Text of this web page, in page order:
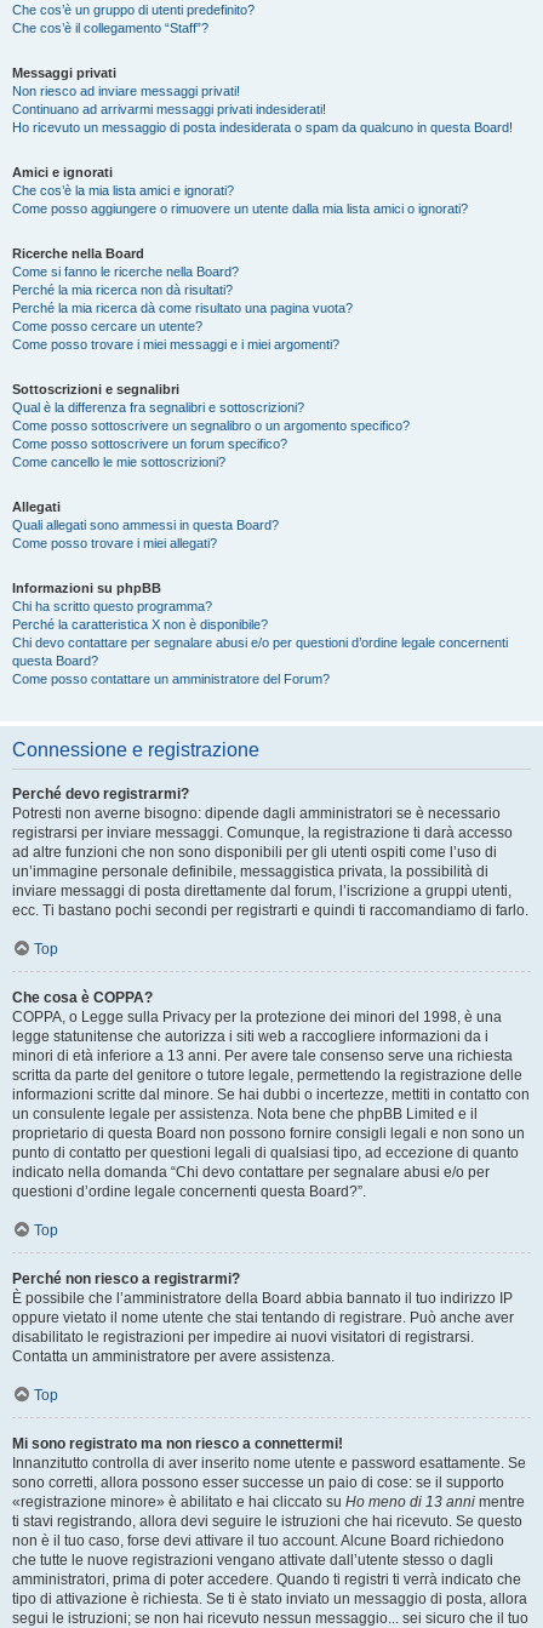
Che cos’è un gruppo di utenti predefinito?
Che cos’è il collegamento “Staff”?
Messaggi privati
Non riesco ad inviare messaggi privati!
Continuano ad arrivarmi messaggi privati indesiderati!
Ho ricevuto un messaggio di posta indesiderata o spam da qualcuno in questa Board!
Amici e ignorati
Che cos’è la mia lista amici e ignorati?
Come posso aggiungere o rimuovere un utente dalla mia lista amici o ignorati?
Ricerche nella Board
Come si fanno le ricerche nella Board?
Perché la mia ricerca non dà risultati?
Perché la mia ricerca dà come risultato una pagina vuota?
Come posso cercare un utente?
Come posso trovare i miei messaggi e i miei argomenti?
Sottoscrizioni e segnalibri
Qual è la differenza fra segnalibri e sottoscrizioni?
Come posso sottoscrivere un segnalibro o un argomento specifico?
Come posso sottoscrivere un forum specifico?
Come cancello le mie sottoscrizioni?
Allegati
Quali allegati sono ammessi in questa Board?
Come posso trovare i miei allegati?
Informazioni su phpBB
Chi ha scritto questo programma?
Perché la caratteristica X non è disponibile?
Chi devo contattare per segnalare abusi e/o per questioni d’ordine legale concernenti
questa Board?
Come posso contattare un amministratore del Forum?
Connessione e registrazione
Perché devo registrarmi?
Potresti non averne bisogno: dipende dagli amministratori se è necessario
registrarsi per inviare messaggi. Comunque, la registrazione ti darà accesso
ad altre funzioni che non sono disponibili per gli utenti ospiti come l’uso di
un’immagine personale definibile, messaggistica privata, la possibilità di
inviare messaggi di posta direttamente dal forum, l’iscrizione a gruppi utenti,
ecc. Ti bastano pochi secondi per registrarti e quindi ti raccomandiamo di farlo.
Top
Che cosa è COPPA?
COPPA, o Legge sulla Privacy per la protezione dei minori del 1998, è una
legge statunitense che autorizza i siti web a raccogliere informazioni da i
minori di età inferiore a 13 anni. Per avere tale consenso serve una richiesta
scritta da parte del genitore o tutore legale, permettendo la registrazione delle
informazioni scritte dal minore. Se hai dubbi o incertezze, mettiti in contatto con
un consulente legale per assistenza. Nota bene che phpBB Limited e il
proprietario di questa Board non possono fornire consigli legali e non sono un
punto di contatto per questioni legali di qualsiasi tipo, ad eccezione di quanto
indicato nella domanda “Chi devo contattare per segnalare abusi e/o per
questioni d’ordine legale concernenti questa Board?”.
Top
Perché non riesco a registrarmi?
È possibile che l’amministratore della Board abbia bannato il tuo indirizzo IP
oppure vietato il nome utente che stai tentando di registrare. Può anche aver
disabilitato le registrazioni per impedire ai nuovi visitatori di registrarsi.
Contatta un amministratore per avere assistenza.
Top
Mi sono registrato ma non riesco a connettermi!
Innanzitutto controlla di aver inserito nome utente e password esattamente. Se
sono corretti, allora possono esser successe un paio di cose: se il supporto
«registrazione minore» è abilitato e hai cliccato su Ho meno di 13 anni mentre
ti stavi registrando, allora devi seguire le istruzioni che hai ricevuto. Se questo
non è il tuo caso, forse devi attivare il tuo account. Alcune Board richiedono
che tutte le nuove registrazioni vengano attivate dall’utente stesso o dagli
amministratori, prima di poter accedere. Quando ti registri ti verrà indicato che
tipo di attivazione è richiesta. Se ti è stato inviato un messaggio di posta, allora
segui le istruzioni; se non hai ricevuto nessun messaggio... sei sicuro che il tuo